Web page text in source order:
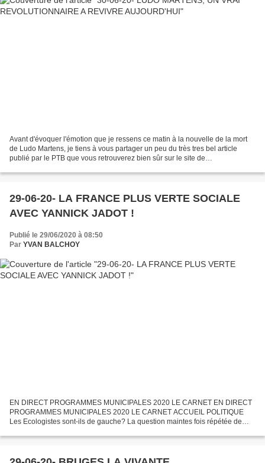
Avant d'évoquer l'émotion que je ressens ce matin à la nouvelle de la mort
de Ludo Martens, je tiens à vous partager un peu du très tres bel article
publié par le PTB que vous retrouverez bien sûr sur le site de
29-06-20- LA FRANCE PLUS VERTE SOCIALE
AVEC YANNICK JADOT !
Publié le 29/06/2020 à 08:50
Par YVAN BALCHOY
EN DIRECT PROGRAMMES MUNICIPALES 2020 LE CARNET EN DIRECT
PROGRAMMES MUNICIPALES 2020 LE CARNET ACCUEIL POLITIQUE
Les Ecologistes sont-ils de gauche? La question maintes fois répétée de